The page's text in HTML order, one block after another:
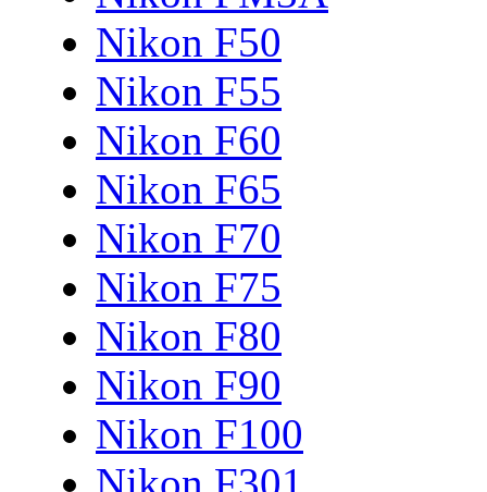
Nikon F50
Nikon F55
Nikon F60
Nikon F65
Nikon F70
Nikon F75
Nikon F80
Nikon F90
Nikon F100
Nikon F301